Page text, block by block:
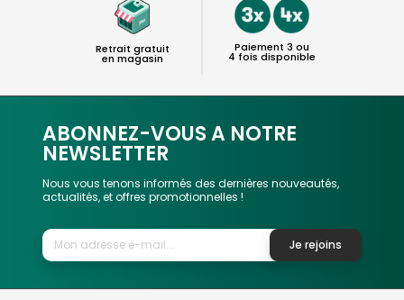
Retrait gratuit
en magasin
Paiement 3 ou
4 fois disponible
ABONNEZ-VOUS A NOTRE
NEWSLETTER
Nous vous tenons informés des dernières nouveautés,
actualités, et offres promotionnelles !
Je rejoins